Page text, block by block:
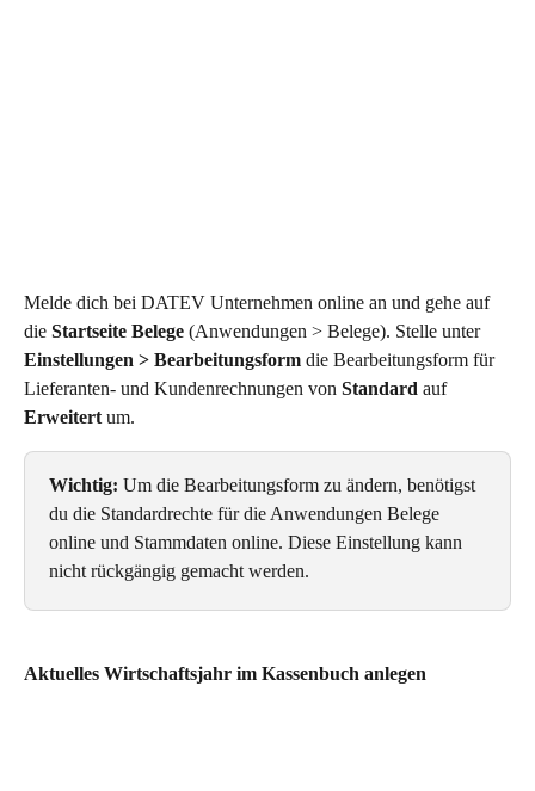
Melde dich bei DATEV Unternehmen online an und gehe auf
die Startseite Belege (Anwendungen > Belege). Stelle unter
Einstellungen > Bearbeitungsform die Bearbeitungsform für
Lieferanten- und Kundenrechnungen von Standard auf
Erweitert um.
Wichtig: Um die Bearbeitungsform zu ändern, benötigst
du die Standardrechte für die Anwendungen Belege
online und Stammdaten online. Diese Einstellung kann
nicht rückgängig gemacht werden.
Aktuelles Wirtschaftsjahr im Kassenbuch anlegen